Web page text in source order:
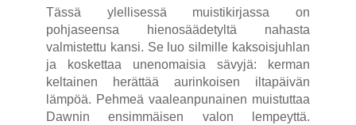
Tässä ylellisessä muistikirjassa on
pohjaseensa hienosäädetyltä nahasta
valmistettu kansi. Se luo silmille kaksoisjuhlan
ja koskettaa unenomaisia ​​sävyjä: kerman
keltainen herättää aurinkoisen iltapäivän
lämpöä. Pehmeä vaaleanpunainen muistuttaa
Dawnin ensimmäisen valon lempeyttä.